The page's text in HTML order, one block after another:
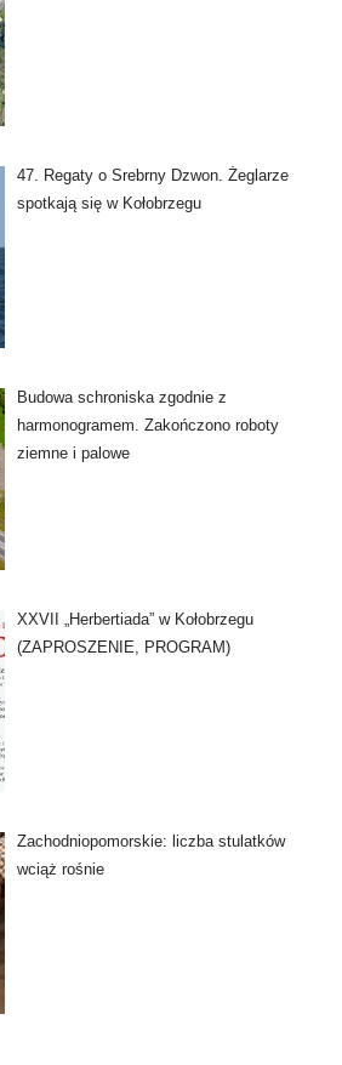
47. Regaty o Srebrny Dzwon. Żeglarze
spotkają się w Kołobrzegu
Budowa schroniska zgodnie z
harmonogramem. Zakończono roboty
ziemne i palowe
XXVII „Herbertiada” w Kołobrzegu
(ZAPROSZENIE, PROGRAM)
Zachodniopomorskie: liczba stulatków
wciąż rośnie